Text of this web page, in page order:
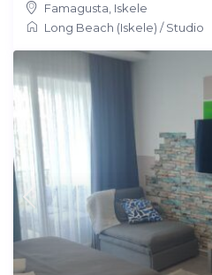
Famagusta Iskele
Long Beach (Iskele) /Studio